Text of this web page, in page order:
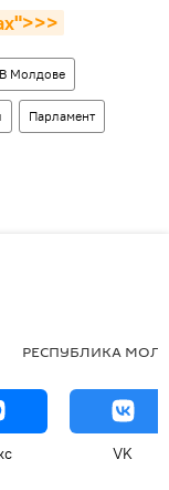
В Молдове
Парламент
РЕСПУБЛИКА
VK